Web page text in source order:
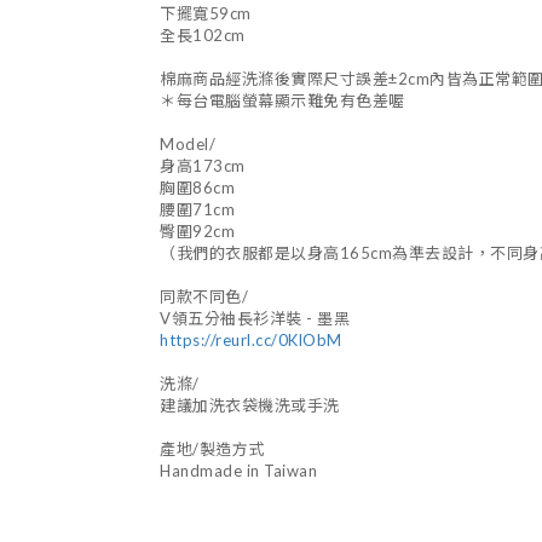
下擺寬59cm
全長102cm
棉麻商品經洗滌後實際尺寸誤差±2cm內皆為正常範圍
＊每台電腦螢幕顯示難免有色差喔
Model/
身高173cm
胸圍86cm
腰圍71cm
臀圍92cm
（我們的衣服都是以身高165cm為準去設計，不同
同款不同色/
V領五分袖長衫洋裝 - 墨黑
https://reurl.cc/0KlObM
洗滌/
建議加洗衣袋機洗或手洗
產地/製造方式
Handmade in Taiwan